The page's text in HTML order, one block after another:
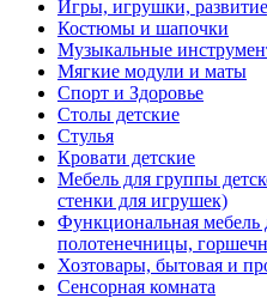
Игры, игрушки,
Костюмы и шапочки
Музыкальные
Мягкие модули и маты
Спорт и Здоровье
Столы детские
Стулья
Кровати детские
Мебель для группы
стенки для игрушек)
Функциональная
полотенечницы,
Хозтовары, бытовая и
Сенсорная комната